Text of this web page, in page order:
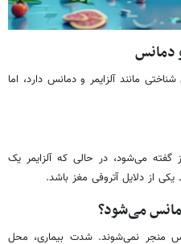
دمانس
مانند آلزایمر و دمانس دارد، اما
می‌شود، در حالی که آلزایمر یک
از دلایل آتروفی مغز باشد.
می‌شود؟
منجر نمی‌شوند. شدت بیماری، محل